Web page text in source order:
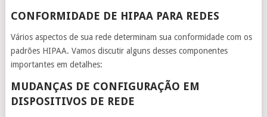
CONFORMIDADE DE HIPAA PARA REDES
Vários aspectos de sua rede determinam sua conformidade com os
padrões HIPAA. Vamos discutir alguns desses componentes
importantes em detalhes:
MUDANÇAS DE CONFIGURAÇÃO EM
DISPOSITIVOS DE REDE